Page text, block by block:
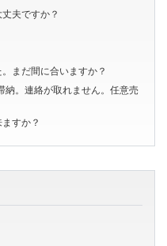
夫ですか？
まだ間に合いますか？
納。連絡が取れません。任意売
すか？